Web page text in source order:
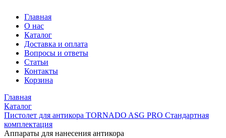
Главная
О нас
Каталог
Доставка и оплата
Вопросы и ответы
Статьи
Контакты
Корзина
Главная
Каталог
Пистолет для антикора TORNADO ASG PRO Стандартная
комплектация
Аппараты для нанесения антикора